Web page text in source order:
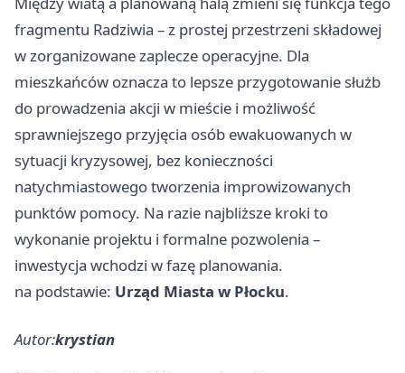
fragmentu Radziwia – z prostej przestrzeni składowej
w zorganizowane zaplecze operacyjne. Dla
mieszkańców oznacza to lepsze przygotowanie służb
do prowadzenia akcji w mieście i możliwość
sprawniejszego przyjęcia osób ewakuowanych w
sytuacji kryzysowej, bez konieczności
natychmiastowego tworzenia improwizowanych
punktów pomocy. Na razie najbliższe kroki to
wykonanie projektu i formalne pozwolenia –
inwestycja wchodzi w fazę planowania.
na podstawie: Urząd Miasta w Płocku.
Autor:krystian